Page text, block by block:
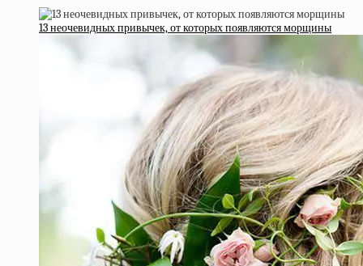
13 неочевидных привычек, от которых появляются морщины